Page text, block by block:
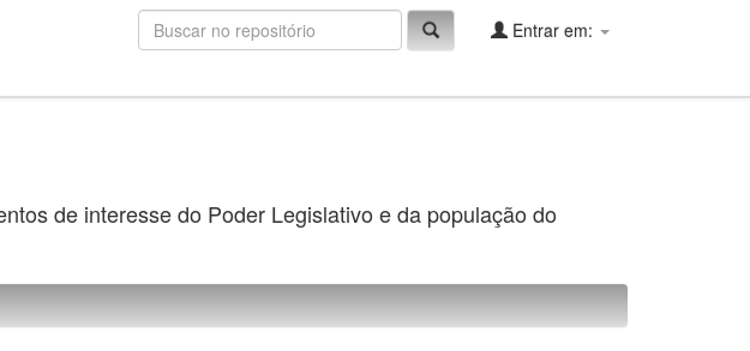
Entrar em:
de interesse do Poder Legislativo e da população do